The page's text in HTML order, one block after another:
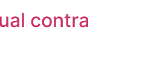
contra